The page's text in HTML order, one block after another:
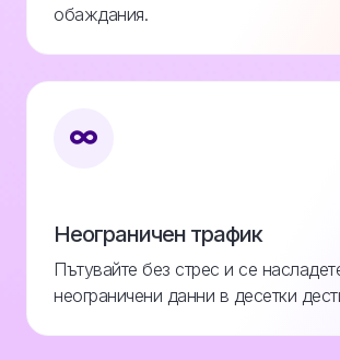
обаждания.
Неограничен трафик
Пътувайте без стрес и се
неограничени данни в десетки